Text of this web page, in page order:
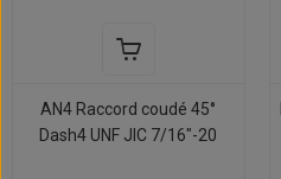
AN4 Raccord coudé 45°
Dash4 UNF JIC 7/16"-20